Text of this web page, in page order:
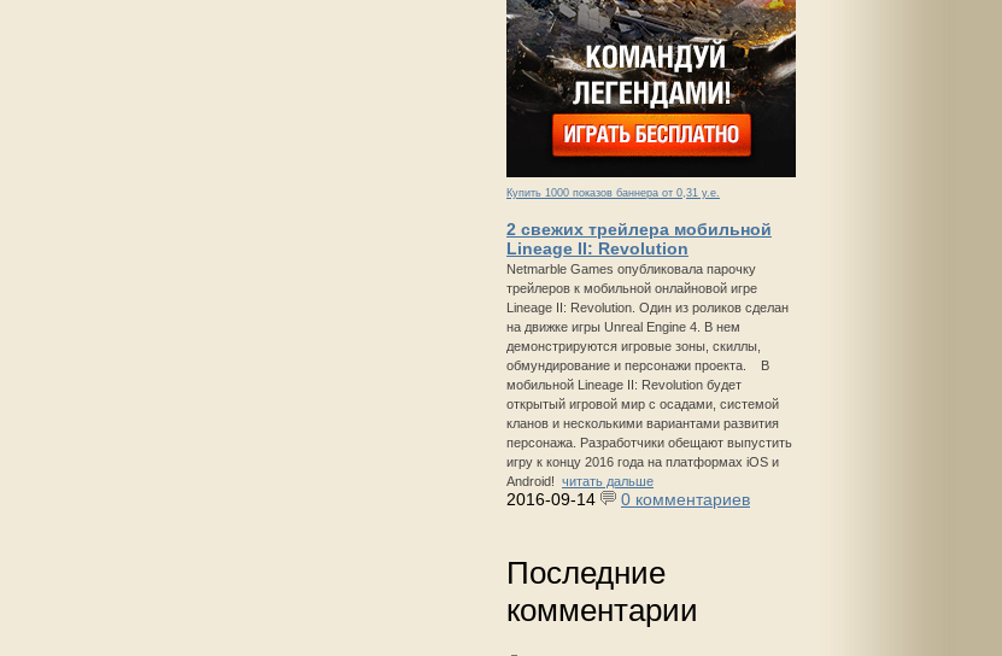
Купить 1000 показов баннера от 0,31 у.е.
2 свежих трейлера мобильной
Lineage II: Revolution
Netmarble Games опубликовала парочку
трейлеров к мобильной онлайновой игре
Lineage II: Revolution. Один из роликов сделан
на движке игры Unreal Engine 4. В нем
демонстрируются игровые зоны, скиллы,
обмундирование и персонажи проекта. В
мобильной Lineage II: Revolution будет
открытый игровой мир с осадами, системой
кланов и несколькими вариантами развития
персонажа. Разработчики обещают выпустить
игру к концу 2016 года на платформах iOS и
Android! читать дальше
2016-09-14 0 комментариев
Последние
комментарии